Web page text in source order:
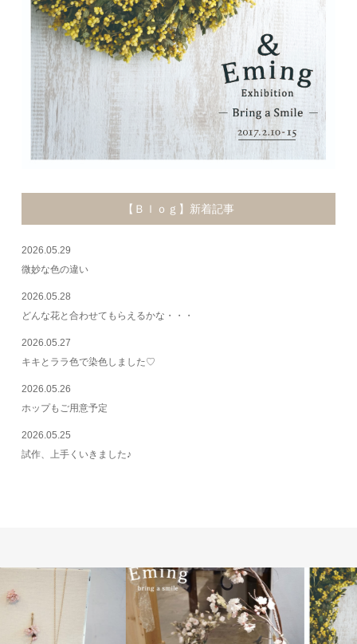
【Ｂｌｏｇ】新着記事
2026.05.29
微妙な色の違い
2026.05.28
どんな花と合わせてもらえるかな・・・
2026.05.27
キキとララ色で染色しました♡
2026.05.26
ホップもご用意予定
2026.05.25
試作、上手くいきました♪